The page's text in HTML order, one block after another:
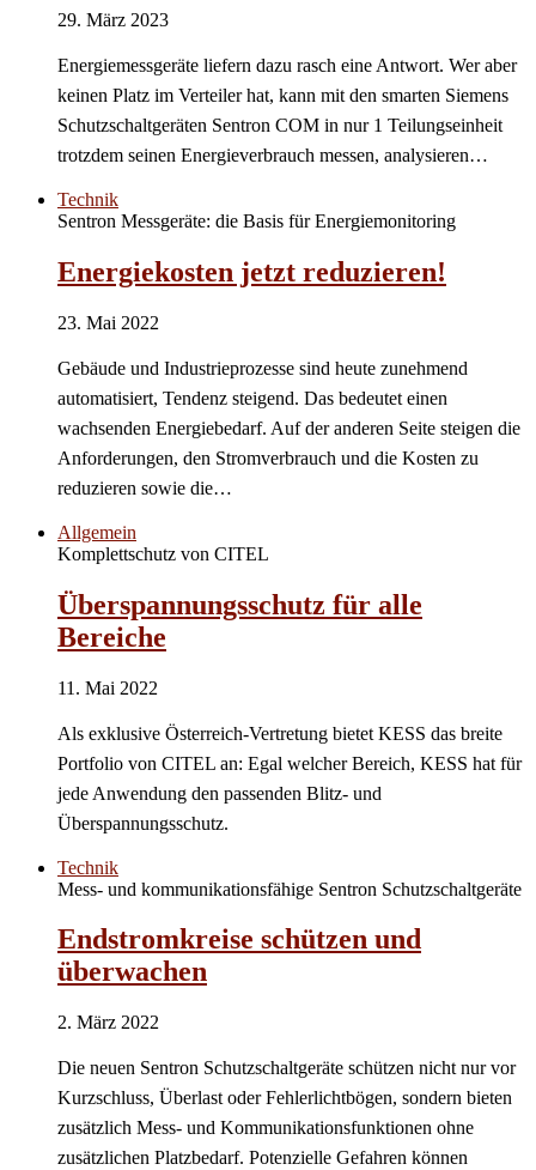
29. März 2023
Energiemessgeräte liefern dazu rasch eine Antwort. Wer aber
keinen Platz im Verteiler hat, kann mit den smarten Siemens
Schutzschaltgeräten Sentron COM in nur 1 Teilungseinheit
trotzdem seinen Energieverbrauch messen, analysieren…
Technik
Sentron Messgeräte: die Basis für Energiemonitoring
Energiekosten jetzt reduzieren!
23. Mai 2022
Gebäude und Industrieprozesse sind heute zunehmend
automatisiert, Tendenz steigend. Das bedeutet einen
wachsenden Energiebedarf. Auf der anderen Seite steigen die
Anforderungen, den Stromverbrauch und die Kosten zu
reduzieren sowie die…
Allgemein
Komplettschutz von CITEL
Überspannungsschutz für alle
Bereiche
11. Mai 2022
Als exklusive Österreich-Vertretung bietet KESS das breite
Portfolio von CITEL an: Egal welcher Bereich, KESS hat für
jede Anwendung den passenden Blitz- und
Überspannungsschutz.
Technik
Mess- und kommunikationsfähige Sentron Schutzschaltgeräte
Endstromkreise schützen und
überwachen
2. März 2022
Die neuen Sentron Schutzschaltgeräte schützen nicht nur vor
Kurzschluss, Überlast oder Fehlerlichtbögen, sondern bieten
zusätzlich Mess- und Kommunikationsfunktionen ohne
zusätzlichen Platzbedarf. Potenzielle Gefahren können